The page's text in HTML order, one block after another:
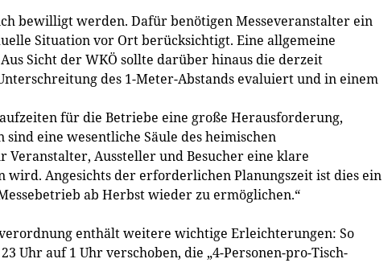
bewilligt werden. Dafür benötigen Messeveranstalter ein
Situation vor Ort berücksichtigt. Eine allgemeine
Sicht der WKÖ sollte darüber hinaus die derzeit
des 1-Meter-Abstands evaluiert und in einem
für die Betriebe eine große Herausforderung,
eine wesentliche Säule des heimischen
Veranstalter, Aussteller und Besucher eine klare
wird. Angesichts der erforderlichen Planungszeit ist dies ein
ab Herbst wieder zu ermöglichen.“
enthält weitere wichtige Erleichterungen: So
Uhr auf 1 Uhr verschoben, die „4-Personen-pro-Tisch-